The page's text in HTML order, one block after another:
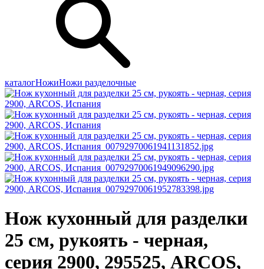
каталогНожиНожи разделочные
Нож кухонный для разделки
25 см, рукоять - черная,
серия 2900, 295525, ARCOS,